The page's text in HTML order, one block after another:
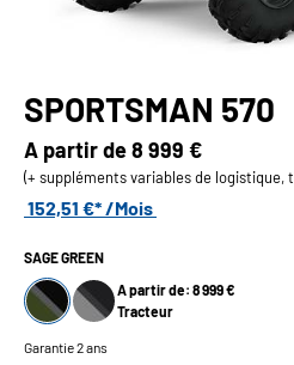
SPORTSMAN 570
A partir de8 999 €
(+ suppléments variables de
152,51 €* /Mois
SAGE GREEN
A partir de: 8 999 €
Tracteur
Garantie 2 ans